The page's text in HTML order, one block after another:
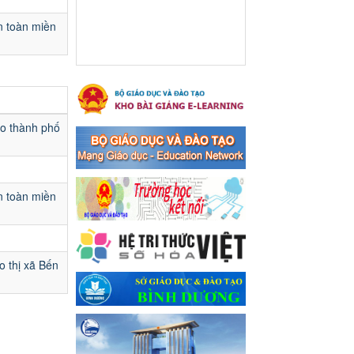
toàn miền
thành phố
toàn miền
thị xã Bến
hoàn toàn miền năm -
thống nhất đất nước
(30/4/1975-30/4/2024) và
Quốc tế lao động 01/5
Thông báo về việc treo Quốc
kỳ và nghỉ lễ kỉ niệm 49 năm
ngày Giải phóng hoàn toàn
miền năm - thống nhất đất
nước (30/4/1975-30/4/2024)
và Quốc tế lao động 01/5
Ngày ban hành: 24/04/2024
Kế hoạch phổ biến. giáo
dục pháp luật năm 2024 của
ngành Giáo dục và Đào tạo
thị xã Bến Cát
Kế hoạch phổ biến. giáo dục